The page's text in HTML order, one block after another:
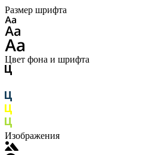
Размер шрифта
Цвет фона и шрифта
Изображения